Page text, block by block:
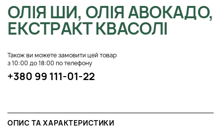
ОЛІЯ ШИ, ОЛІЯ АВОКАДО,
ЕКСТРАКТ КВАСОЛІ
Також ви можете замовити цей товар
з 10:00 до 18:00 по телефону
+380 99 111-01-22
ОПИС ТА ХАРАКТЕРИСТИКИ